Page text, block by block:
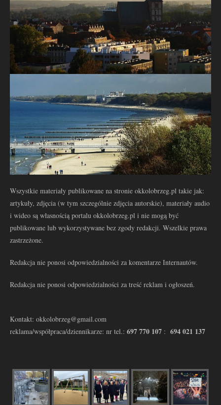
Wszystkie materiały publikowane na stronie okkolobrzeg.pl takie jak:
artykuły, zdjęcia (w tym szczególnie zdjęcia autorskie), materiały audio
i wideo są własnością portalu okkolobrzeg.pl i nie mogą być
publikowane lub wykorzystywane bez zgody redakcji. Wszelkie prawa
zastrzeżone.
Redakcja nie ponosi odpowiedzialności za komentarze Internautów.
Redakcja nie ponosi odpowiedzialności za treść reklam i ogłoszeń.
Kontakt: okkolobrzeg@gmail.com
reklama/współpraca/dziennikarze: nr tel.: 697 770 107 : 694 021 137